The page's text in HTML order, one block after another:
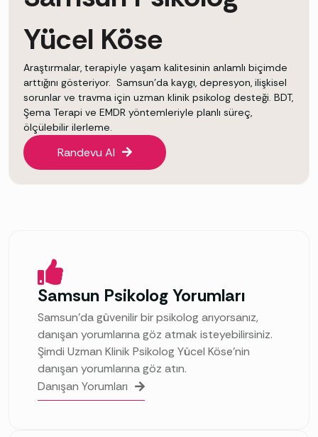
Yücel Köse
Araştırmalar, terapiyle yaşam kalitesinin anlamlı biçimde
arttığını gösteriyor. Samsun’da kaygı, depresyon, ilişkisel
sorunlar ve travma için uzman klinik psikolog desteği. BDT,
Şema Terapi ve EMDR yöntemleriyle planlı süreç,
ölçülebilir ilerleme.
Randevu Al
Samsun Psikolog Yorumları
Samsun’da güvenilir bir psikolog arıyorsanız,
danışan yorumlarına göz atmak isteyebilirsiniz.
Şimdi Uzman Klinik Psikolog Yücel Köse’nin
danışan yorumlarına göz atın.
Danışan Yorumları